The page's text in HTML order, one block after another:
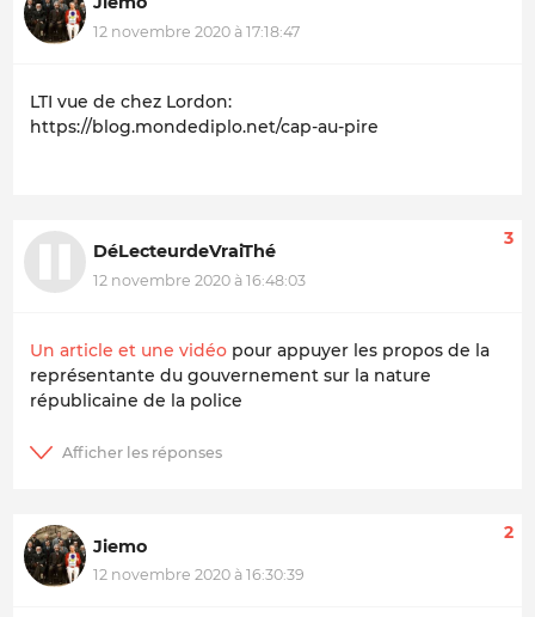
12 novembre 2020 à 17:18:47
LTI vue de chez Lordon:
https://blog.mondediplo.net/cap-au-pire
DéLecteurdeVraiThé
12 novembre 2020 à 16:48:03
3
Un article et une vidéo pour appuyer les propos de la
représentante du gouvernement sur la nature
républicaine de la police
Jiemo
12 novembre 2020 à 16:30:39
2